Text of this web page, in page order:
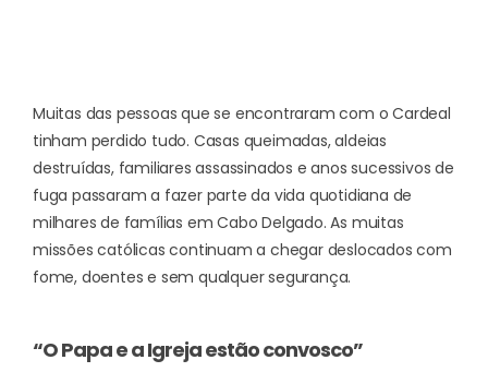
Muitas das pessoas que se encontraram com o Cardeal
tinham perdido tudo. Casas queimadas, aldeias
destruídas, familiares assassinados e anos sucessivos de
fuga passaram a fazer parte da vida quotidiana de
milhares de famílias em Cabo Delgado. As muitas
missões católicas continuam a chegar deslocados com
fome, doentes e sem qualquer segurança.
“O Papa e a Igreja estão convosco”